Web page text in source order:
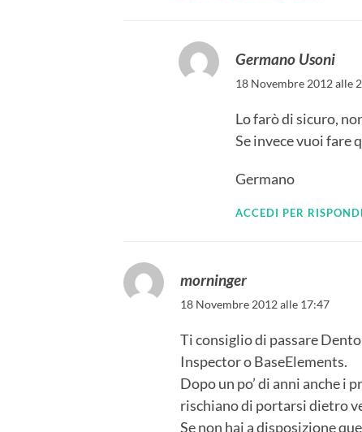
Germano Usoni
18 Novembre 2012 alle
Lo farò di sicuro,
Se invece vuoi fare
Germano
ACCEDI PER
morninger
18 Novembre 2012 alle 17:47
Ti consiglio di passare
Inspector o BaseElements.
Dopo un po’ di anni anche i
rischiano di portarsi dietro
Se non hai a disposizione